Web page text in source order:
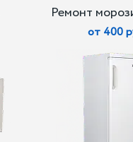
Ремонт
от 400